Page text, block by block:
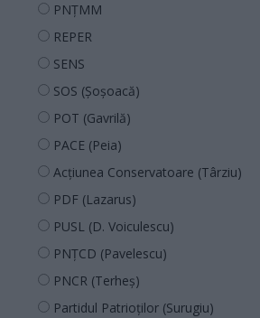
PNȚMM
REPER
SENS
SOS (Șoșoacă)
POT (Gavrilă)
PACE (Peia)
Acțiunea Conservatoare (Târziu)
PDF (Lazarus)
PUSL (D. Voiculescu)
PNȚCD (Pavelescu)
PNCR (Terheș)
Partidul Patrioților (Surugiu)